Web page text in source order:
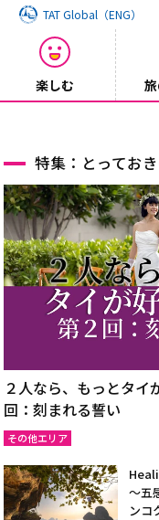
TAT Global（ENG）
楽しむ
特集：とってお
２人なら、もっとタイ
回：刻まれる誓い
その他エリア
～五
ンコ